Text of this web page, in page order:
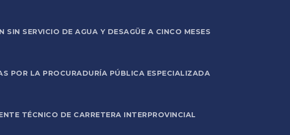
SERVICIO DE AGUA Y DESAGÜE A CINCO MESES
POR LA PROCURADURÍA PÚBLICA ESPECIALIZADA
TÉCNICO DE CARRETERA INTERPROVINCIAL